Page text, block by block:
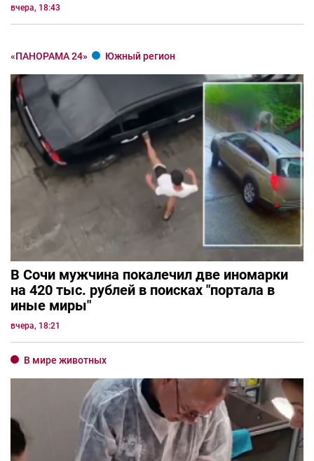
вчера, 18:43
«ПАНОРАМА 24» Южный регион
В Сочи мужчина покалечил две иномарки
на 420 тыс. рублей в поисках "портала в
иные миры"
вчера, 18:21
В мире животных